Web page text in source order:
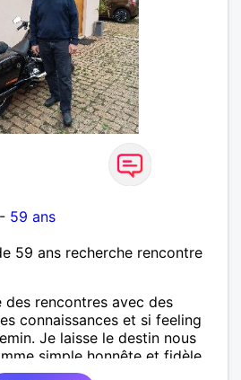
- 59 ans
59 ans recherche rencontre
des rencontres avec des
connaissances et si feeling
Je laisse le destin nous
simple honnête et fidèle.